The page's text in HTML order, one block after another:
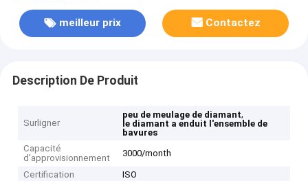
meilleur prix Contactez
Description De Produit
Surligner
peu de meulage de diamant,
le diamant a enduit l'ensemble de
bavures
Capacité
d'approvisionnement
3000/month
Certification
ISO